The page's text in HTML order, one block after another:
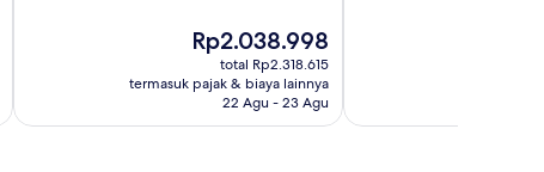
Harga
sekarang
Rp2.038.998
Rp2.038.998
total Rp2.318.615
termasuk pajak & biaya lainnya
22 Agu - 23 Agu